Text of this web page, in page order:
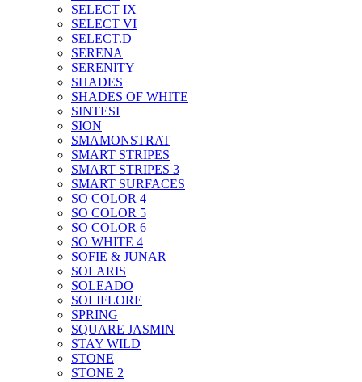
SELECT IX
SELECT VI
SELECT.D
SERENA
SERENITY
SHADES
SHADES OF WHITE
SINTESI
SION
SMAMONSTRAT
SMART STRIPES
SMART STRIPES 3
SMART SURFACES
SO COLOR 4
SO COLOR 5
SO COLOR 6
SO WHITE 4
SOFIE & JUNAR
SOLARIS
SOLEADO
SOLIFLORE
SPRING
SQUARE JASMIN
STAY WILD
STONE
STONE 2